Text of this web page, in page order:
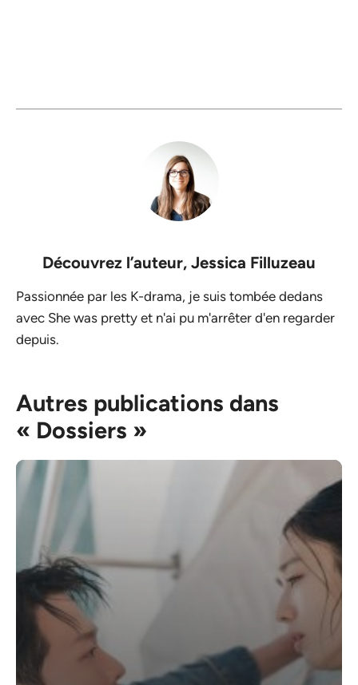
Découvrez l’auteur, Jessica Filluzeau
Passionnée par les K-drama, je suis tombée dedans
avec She was pretty et n'ai pu m'arrêter d'en regarder
depuis.
Autres publications dans
« Dossiers »